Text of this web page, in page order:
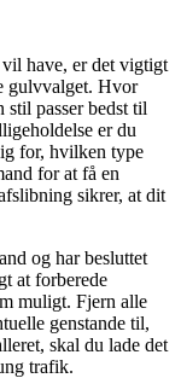
have, er det vigtigt
gulvvalget. Hvor
passer bedst til
er du
for, hvilken type
for at få en
sikrer, at dit
og har besluttet
at forberede
muligt. Fjern alle
genstande til,
skal du lade det
trafik.